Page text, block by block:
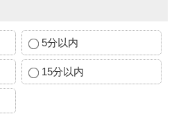
5分以内
15分以内